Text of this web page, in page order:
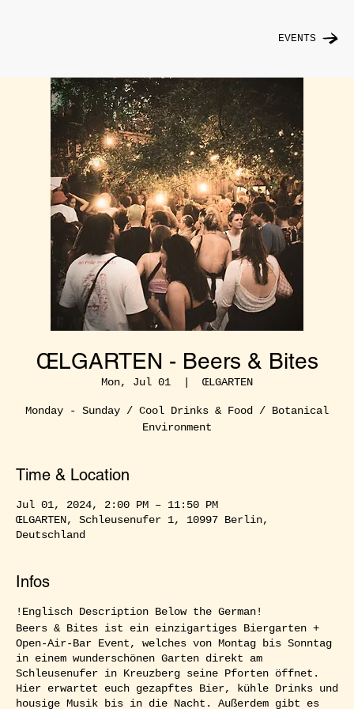
EVENTS
ŒLGARTEN - Beers & Bites
Mon, Jul 01
  |
ŒLGARTEN
Monday - Sunday / Cool Drinks & Food / Botanical
Environment
Time & Location
Jul 01, 2024, 2:00 PM – 11:50 PM
ŒLGARTEN, Schleusenufer 1, 10997 Berlin,
Deutschland
Infos
!Englisch Description Below the German!
Beers & Bites ist ein einzigartiges Biergarten +
Open-Air-Bar Event, welches von Montag bis Sonntag
in einem wunderschönen Garten direkt am
Schleusenufer in Kreuzberg seine Pforten öffnet.
Hier erwartet euch gezapftes Bier, kühle Drinks und
housige Musik bis in die Nacht. Außerdem gibt es